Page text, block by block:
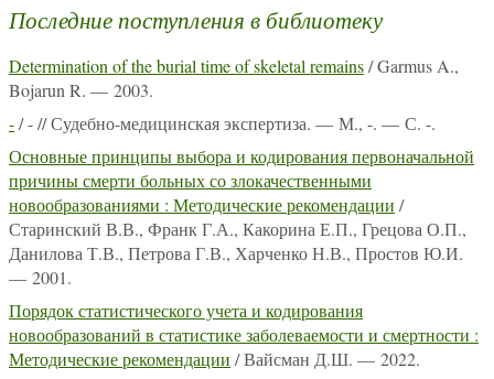
Последние поступления в библиотеку
Determination of the burial time of skeletal remains/ Garmus A.,
Bojarun R. — 2003.
-/ - // Судебно-медицинская экспертиза. — М., -. — С. -.
Основные принципы выбора и кодирования первоначальной
причины смерти больных со злокачественными
новообразованиями : Методические рекомендации /
Старинский В.В., Франк Г.А., Какорина Е.П., Грецова О.П.,
Данилова Т.В., Петрова Г.В., Харченко Н.В., Простов Ю.И.
— 2001.
Порядок статистического учета и кодирования
новообразований в статистике заболеваемости и смертности :
Методические рекомендации / Вайсман Д.Ш. — 2022.